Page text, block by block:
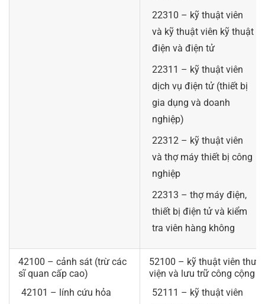
22310 – kỹ thuật viên
và kỹ thuật viên kỹ thuật
điện và điện tử
22311 – kỹ thuật viên
dịch vụ điện tử (thiết bị
gia dụng và doanh
nghiệp)
22312 – kỹ thuật viên
và thợ máy thiết bị công
nghiệp
22313 – thợ máy điện,
thiết bị điện tử và kiểm
tra viên hàng không
42100 – cảnh sát (trừ các
sĩ quan cấp cao)
42101 – lính cứu hỏa
52100 – kỹ thuật viên thư
viện và lưu trữ công cộng
52111 – kỹ thuật viên